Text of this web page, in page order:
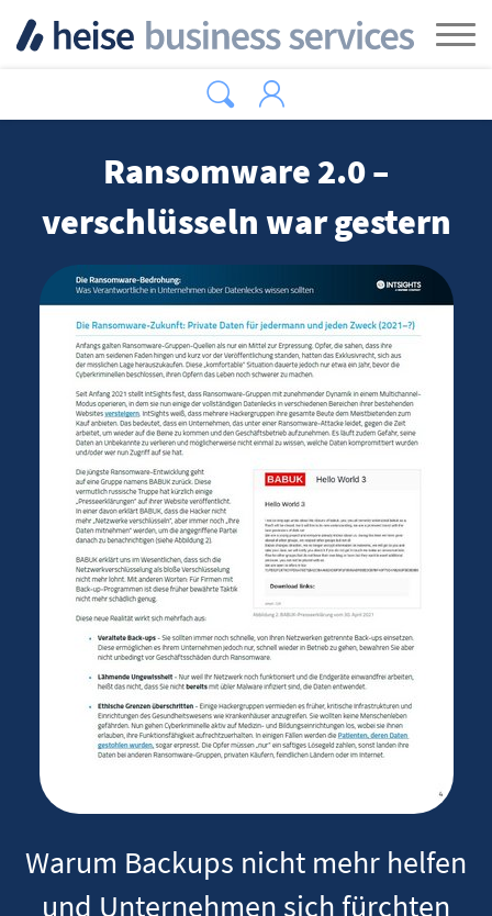
Ransomware 2.0 –
verschlüsseln war gestern
Warum Backups nicht mehr helfen
und Unternehmen sich fürchten